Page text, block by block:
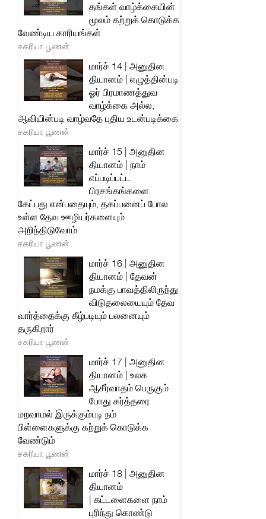
தங்கள் வாழ்க்கையின்
மூலம் கற்றுக் கொடுக்க
வேண்டிய காரியங்கள்
சகரியா பூணன்
மார்ச் 14 | அனுதின
தியானம் | எழுத்தின்படி
ஓர் பிரமாணத்துவ
வாழ்க்கை அல்ல,
ஆவியின்படி வாழ்வதே புதிய உடன்படிக்கை
சகரியா பூணன்
மார்ச் 15 | அனுதின
தியானம் | நாம்
எப்படிப்பட்ட
பிரசங்கங்களை
கேட்பது என்பதையும், தகப்பனைப் போல
உள்ள தேவ ஊழியர்களையும்
அறிந்திடுவோம்
சகரியா பூணன்
மார்ச் 16 | அனுதின
தியானம் | தேவன்
நமக்கு பாவத்திலிருந்து
விடுதலையையும் தேவ
வார்த்தைக்கு கீழ்படியும் பலனையும்
தருகிறார்
சகரியா பூணன்
மார்ச் 17 | அனுதின
தியானம் | உலக
ஆசீர்வாதம் பெருகும்
போது கர்த்தரை
மறவாமல் இருக்கும்படி நம்
பிள்ளைகளுக்கு கற்றுக் கொடுக்க
வேண்டும்
சகரியா பூணன்
மார்ச் 18 | அனுதின
தியானம்
| கட்டளைகளை நாம்
புரிந்து கொண்டு